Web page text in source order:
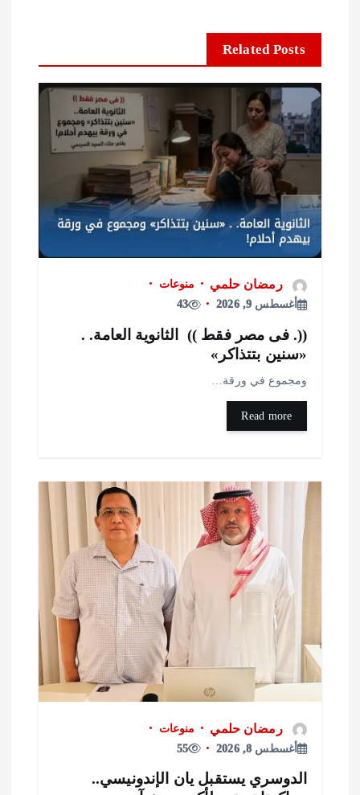
Related Posts
رمضان حلمي
منوعات
أغسطس 9, 2026
43
فى مصر فقط )) الثانوية العامة. .
بتتذاكر»
في ورقة…
رمضان حلمي
منوعات
55
يستقبل يان الإندونيسي..